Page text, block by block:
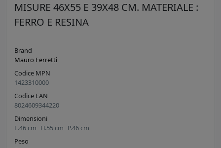
MISURE 46X55 E 39X48 CM. MATERIALE :
FERRO E RESINA
Brand
Mauro Ferretti
Codice MPN
1423310000
Codice EAN
8024609344220
Dimensioni
L.46 cm H.55 cm P.46 cm
Peso